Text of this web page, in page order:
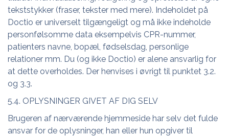
tekststykker (fraser, tekster med mere). Indeholdet på
Doctio er universelt tilgængeligt og må ikke indeholde
personfølsomme data eksempelvis CPR-nummer,
patienters navne, bopæl, fødselsdag, personlige
relationer mm. Du (og ikke Doctio) er alene ansvarlig for
at dette overholdes. Der henvises i øvrigt til punktet 3.2.
og 3.3.
5.4. OPLYSNINGER GIVET AF DIG SELV
Brugeren af nærværende hjemmeside har selv det fulde
ansvar for de oplysninger, han eller hun opgiver til